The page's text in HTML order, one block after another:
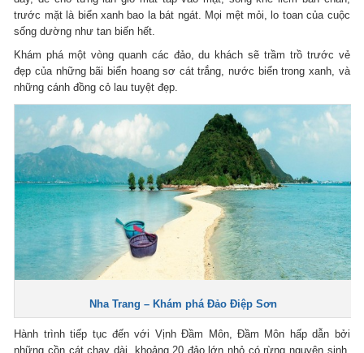
trước mặt là biển xanh bao la bát ngát. Mọi mệt mỏi, lo toan của cuộc
sống dường như tan biến hết.
Khám phá một vòng quanh các đảo, du khách sẽ trầm trồ trước vẻ
đẹp của những bãi biển hoang sơ cát trắng, nước biển trong xanh, và
những cánh đồng cỏ lau tuyệt đẹp.
Nha Trang – Khám phá Đảo Điệp Sơn
Hành trình tiếp tục đến với Vịnh Đầm Môn, Đầm Môn hấp dẫn bởi
những cồn cát chạy dài, khoảng 20 đảo lớn nhỏ có rừng nguyên sinh,